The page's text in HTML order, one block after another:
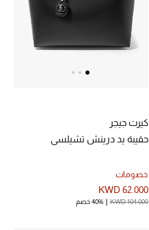
كيرت جيجر
حقيبة يد درينش تشيلسي
خصومات
KWD 62.000
KWD 104.000 40% خصم